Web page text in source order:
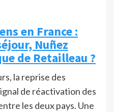
en France :
Nuñez
de Retailleau ?
la reprise des
de réactivation des
les deux pays. Une